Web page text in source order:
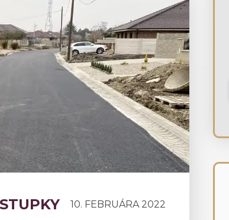
10. FEBRUÁRA 2022